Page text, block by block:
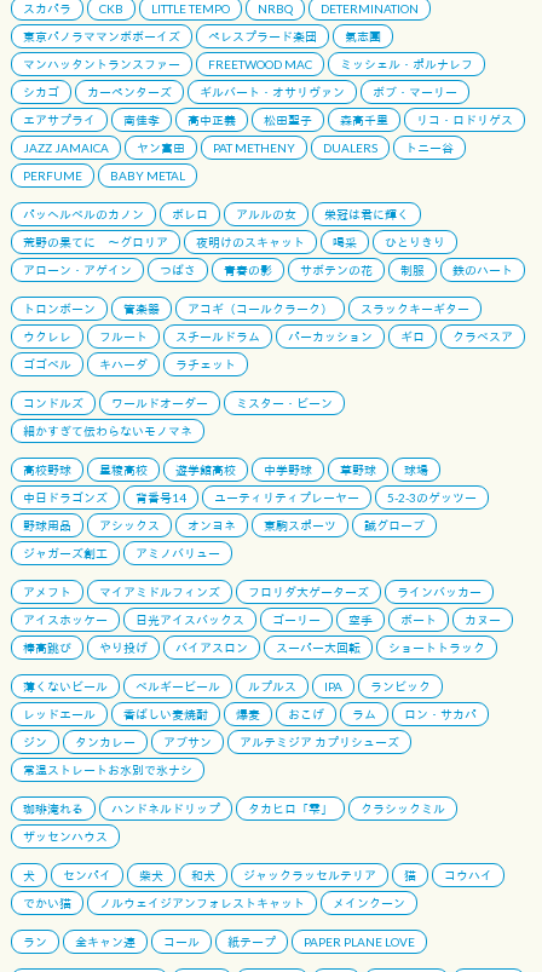
スカパラ
CKB LITTLE TEMPO NRBQ
DETERMINATION
東京パノラママンボボーイズ
ペレスプラード楽団
氣志團
マンハッタントランスファー
FREETWOOD MAC
ミッシェル・ポルナレフ
シカゴ
カーペンターズ ギルバート・オサリヴァン
ボブ・マーリー
エアサプライ
南佳孝 高中正義 松田聖子 森高千里
リコ・ロドリゲス
JAZZ JAMAICA
ヤン富田 PAT METHENY DUALERS
トニー谷
PERFUME
BABY METAL
パッヘルベルのカノン ボレロ アルルの女
栄冠は君に輝く
荒野の果てに 〜グロリア
夜明けのスキャット 喝采
ひとりきり
アローン・アゲイン
つばさ 青春の影 サボテンの花 制服 鉄のハート
トロンボーン 管楽器 アコギ（コールクラーク）
スラックキーギター
ウクレレ
フルート スチールドラム パーカッション ギロ
クラベスア
ゴゴベル
キハーダ ラチェット
コンドルズ ワールドオーダー
ミスター・ビーン
細かすぎて伝わらないモノマネ
高校野球 星稜高校 遊学館高校 中学野球 草野球
球場
中日ドラゴンズ
背番号14 ユーティリティプレーヤー
5-2-3のゲッツー
野球用品
アシックス オンヨネ 東駒スポーツ
誠グローブ
ジャガーズ創工
アミノバリュー
アメフト マイアミドルフィンズ フロリダ大ゲーターズ
ラインバッカー
アイスホッケー
日光アイスバックス ゴーリー 空手 ボート
カヌー
棒高跳び
やり投げ バイアスロン スーパー大回転 ショートトラック
薄くないビール ベルギービール ルプルス IPA
ランビック
レッドエール
香ばしい麦焼酎 爆麦 おこげ ラム
ロン・サカパ
ジン
タンカレー アブサン
アルテミジア カプリシューズ
常温ストレートお水別で氷ナシ
珈琲淹れる ハンドネルドリップ タカヒロ「雫」
クラシックミル
ザッセンハウス
犬 センパイ 柴犬 和犬 ジャックラッセルテリア 猫
コウハイ
でかい猫
ノルウェイジアンフォレストキャット メインクーン
ラン 全キャン連 コール 紙テープ PAPER PLANE LOVE